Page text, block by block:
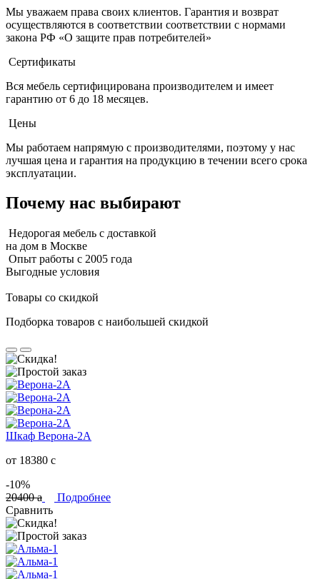
Мы уважаем права своих клиентов. Гарантия и возврат
осуществляются в соответствии соответствии с нормами
закона РФ «О защите прав потребителей»
Сертификаты
Вся мебель сертифицирована производителем и имеет
гарантию от 6 до 18 месяцев.
Цены
Мы работаем напрямую с производителями, поэтому у нас
лучшая цена и гарантия на продукцию в течении всего срока
эксплуатации.
Почему нас выбирают
Недорогая мебель с доставкой
на дом в Москве
Опыт работы с 2005 года
Выгодные условия
Товары со скидкой
Подборка товаров с наибольшей скидкой
Шкаф Верона-2А
от 18380 c
-10%
20400a
Подробнее
Сравнить